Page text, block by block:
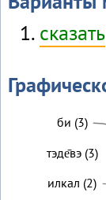
сказать
би (3)
тэде̄вэ (3)
илкал (2)